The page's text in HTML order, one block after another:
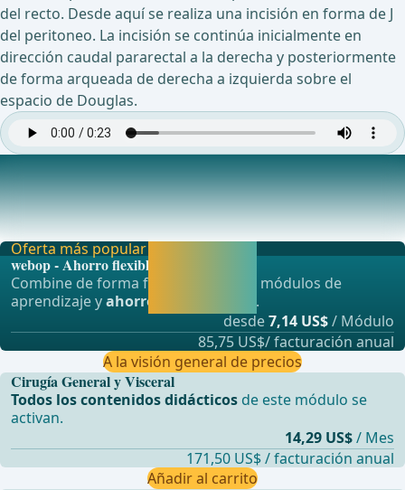
del recto. Desde aquí se realiza una incisión en forma de J
del peritoneo. La incisión se continúa inicialmente en
dirección caudal pararectal a la derecha y posteriormente
de forma arqueada de derecha a izquierda sobre el
espacio de Douglas.
Disección del septum rectovaginal
Ahora comienza la movilización ventral del recto en el
espacio rectovaginal hasta la salida pélvica
Oferta más popular
webop - Ahorro flexible
Combine de forma flexible nuestros módulos de
aprendizaje yahorre hasta un 50% .
desde7,14 US$/ Módulo
85,75 US$/ facturación anual
A la visión general de precios
Cirugía General y Visceral
Todos los contenidos didácticos de este módulo se
activan.
14,29 US$/ Mes
171,50 US$ / facturación anual
Añadir al carrito